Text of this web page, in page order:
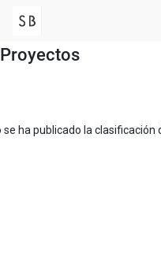
Proyectos
se ha publicado la